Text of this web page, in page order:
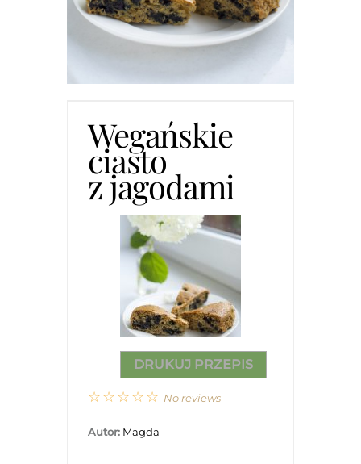
Wegańskie
ciasto
z jagodami
DRUKUJ PRZEPIS
☆
☆
☆
☆
☆ No reviews
Autor: Magda